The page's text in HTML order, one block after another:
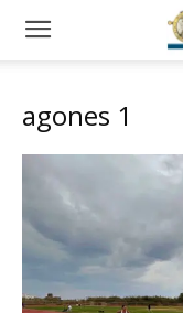
agones 1